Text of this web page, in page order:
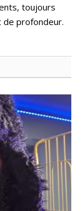
toujours
de profondeur.